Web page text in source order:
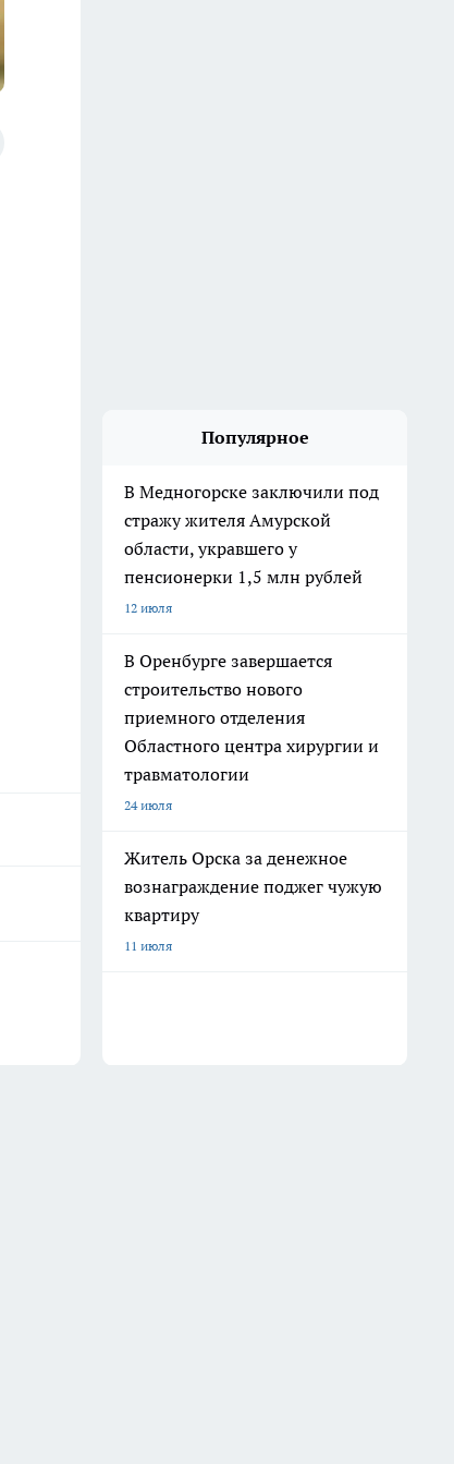
Популярное
В Медногорске заключили под
стражу жителя Амурской
области, укравшего у
пенсионерки 1,5 млн рублей
12 июля
В Оренбурге завершается
строительство нового
приемного отделения
Областного центра хирургии и
травматологии
24 июля
Житель Орска за денежное
вознаграждение поджег чужую
квартиру
11 июля